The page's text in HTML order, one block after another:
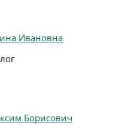
Ивановна
Борисович